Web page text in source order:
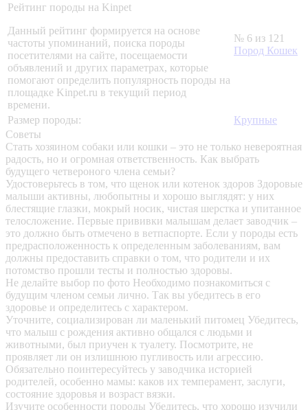
Рейтинг породы на Kinpet
Данный рейтинг формируется на основе
частоты упоминаний, поиска породы
посетителями на сайте, посещаемости
объявлений и других параметрах, которые
помогают определить популярность породы на
площадке Kinpet.ru в текущий период
времени.
№ 6 из 121
Пород Кошек
Размер породы:
Крупные
Советы
Стать хозяином собаки или кошки – это не только невероятная
радость, но и огромная ответственность. Как выбрать
будущего четвероного члена семьи?
Удостоверьтесь в том, что щенок или котенок здоров Здоровые
малыши активны, любопытны и хорошо выглядят: у них
блестящие глазки, мокрый носик, чистая шерстка и упитанное
телосложение. Первые прививки малышам делает заводчик –
это должно быть отмечено в ветпаспорте. Если у породы есть
предрасположенность к определенным заболеваниям, вам
должны предоставить справки о том, что родители и их
потомство прошли тесты и полностью здоровы.
Не делайте выбор по фото Необходимо познакомиться с
будущим членом семьи лично. Так вы убедитесь в его
здоровье и определитесь с характером.
Уточните, социализирован ли маленький питомец Убедитесь,
что малыш с рождения активно общался с людьми и
животными, был приучен к туалету. Посмотрите, не
проявляет ли он излишнюю пугливость или агрессию.
Обязательно поинтересуйтесь у заводчика историей
родителей, особенно мамы: каков их темперамент, заслуги,
состояние здоровья и возраст вязки.
Изучите особенности породы Убедитесь, что хорошо изучили